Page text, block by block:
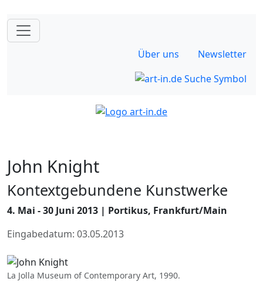
Über uns Newsletter
John Knight
Kontextgebundene Kunstwerke
4. Mai - 30 Juni 2013 | Portikus, Frankfurt/Main
Eingabedatum: 03.05.2013
La Jolla Museum of Contemporary Art, 1990.